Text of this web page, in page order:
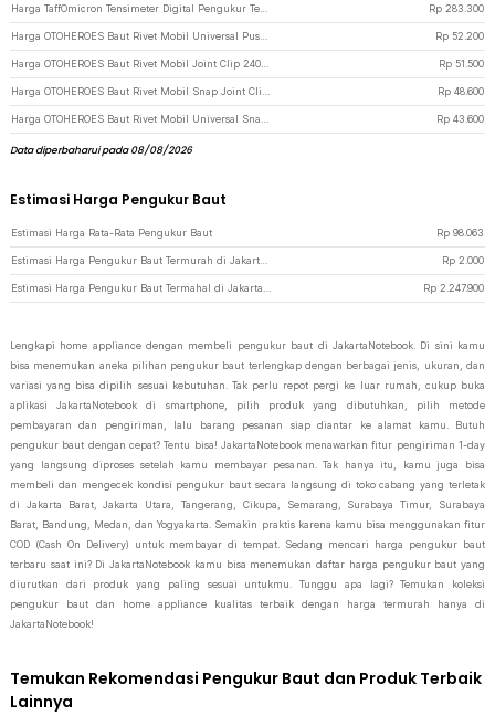
Rp 283.300
Rp 52.200
Rp 51.500
Rp 48.600
Rp 43.600
Data diperbaharui pada 08/08/2026
Estimasi Harga Pengukur Baut
Estimasi Harga Rata-Rata Pengukur Baut Rp 98.063
Rp 2.000
Rp 2.247.900
Lengkapi home appliance dengan membeli pengukur baut di JakartaNotebook. Di sini kamu
bisa menemukan aneka pilihan pengukur baut terlengkap dengan berbagai jenis, ukuran, dan
variasi yang bisa dipilih sesuai kebutuhan. Tak perlu repot pergi ke luar rumah, cukup buka
aplikasi JakartaNotebook di smartphone, pilih produk yang dibutuhkan, pilih metode
pembayaran dan pengiriman, lalu barang pesanan siap diantar ke alamat kamu. Butuh
pengukur baut dengan cepat? Tentu bisa! JakartaNotebook menawarkan fitur pengiriman 1-day
yang langsung diproses setelah kamu membayar pesanan. Tak hanya itu, kamu juga bisa
membeli dan mengecek kondisi pengukur baut secara langsung di toko cabang yang terletak
di Jakarta Barat, Jakarta Utara, Tangerang, Cikupa, Semarang, Surabaya Timur, Surabaya
Barat, Bandung, Medan, dan Yogyakarta. Semakin praktis karena kamu bisa menggunakan fitur
COD (Cash On Delivery) untuk membayar di tempat. Sedang mencari harga pengukur baut
terbaru saat ini? Di JakartaNotebook kamu bisa menemukan daftar harga pengukur baut yang
diurutkan dari produk yang paling sesuai untukmu. Tunggu apa lagi? Temukan koleksi
pengukur baut dan home appliance kualitas terbaik dengan harga termurah hanya di
JakartaNotebook!
Temukan Rekomendasi Pengukur Baut dan Produk Terbaik
Lainnya